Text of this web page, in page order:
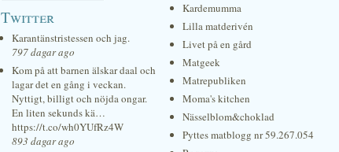
Twitter
Karantänstristessen och jag.
797 dagar ago
Kom på att barnen älskar daal och
lagar det en gång i veckan.
Nyttigt, billigt och nöjda ongar.
En liten sekunds kä…
https://t.co/wh0YUfRz4W
893 dagar ago
Kardemumma
Lilla matderivén
Livet på en gård
Matgeek
Matrepubliken
Moma's kitchen
Nässelblom&choklad
Pyttes matblogg nr 59.267.054